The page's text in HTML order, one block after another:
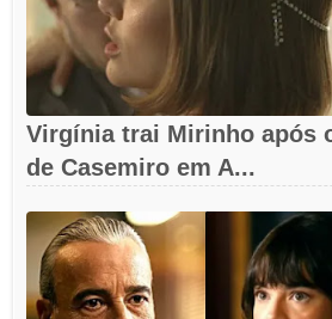
Virgínia trai Mirinho após
de Casemiro em A...